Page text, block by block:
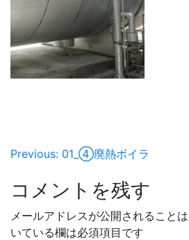
投
稿
ナ
Previous: 01_④廃熱ボイラ
コメントを残す
メールアドレスが公開されることは
いている欄は必須項目です